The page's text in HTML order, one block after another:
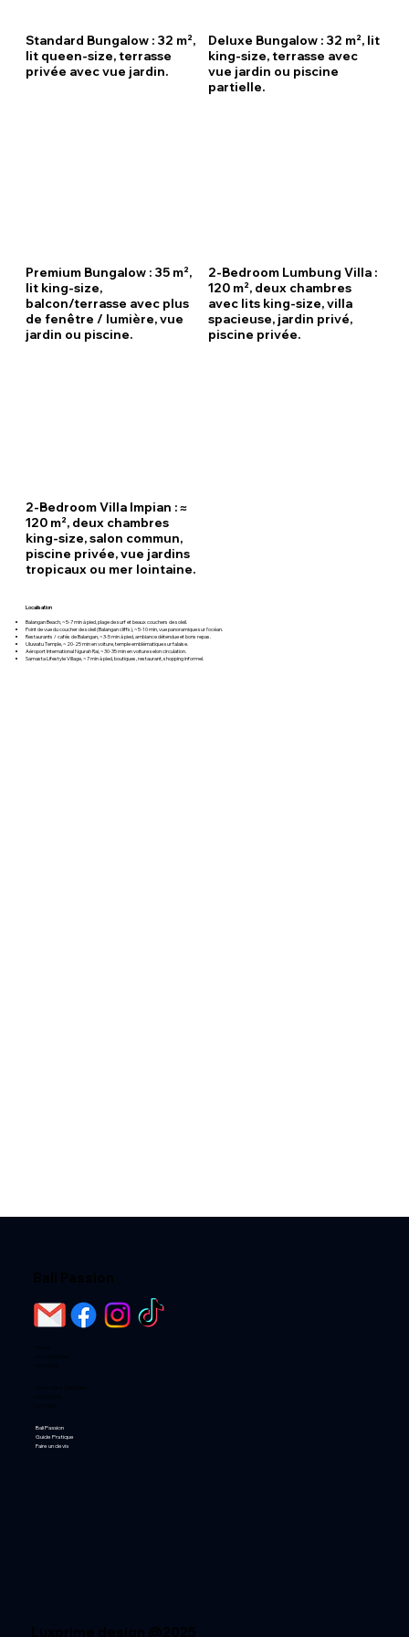
Standard Bungalow : 32 m²,
lit queen-size, terrasse
privée avec vue jardin.
Deluxe Bungalow : 32 m², lit
king-size, terrasse avec
vue jardin ou piscine
partielle.
Premium Bungalow : 35 m²,
lit king-size,
balcon/terrasse avec plus
de fenêtre / lumière, vue
jardin ou piscine.
2-Bedroom Lumbung Villa :
120 m², deux chambres
avec lits king-size, villa
spacieuse, jardin privé,
piscine privée.
2-Bedroom Villa Impian : ≈
120 m², deux chambres
king-size, salon commun,
piscine privée, vue jardins
tropicaux ou mer lointaine.
Localisation
Balangan Beach, ~5-7 min à pied, plage de surf et beaux couchers de soleil.
Point de vue du coucher de soleil (Balangan cliffs), ~5-10 min, vue panoramique sur l’océan.
Restaurants / cafés de Balangan, ~3-5 min à pied, ambiance détendue et bons repas.
Uluwatu Temple, ~20-25 min en voiture, temple emblématique sur falaise.
Aéroport International Ngurah Rai, ~30-35 min en voiture selon circulation.
Samasta Lifestyle Village, ~7 min à pied, boutiques, restaurant, shopping informel.
Bali Passion
Guide Pratique
Faire un devis